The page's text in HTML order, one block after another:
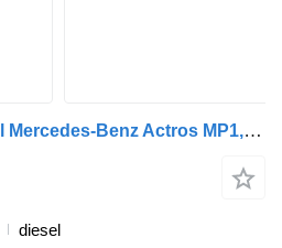
A9438200461 forlygte til Mercedes-Benz Actros MP1, MP2, MP3 , Axor trækker
diesel